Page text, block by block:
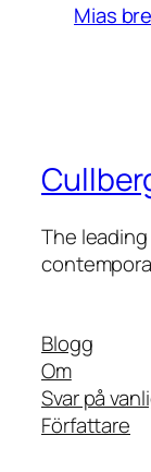
Mias
The
Blogg
Om
Svar på
Författare